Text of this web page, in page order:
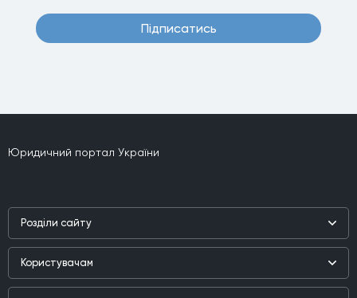
Пiдписатись
Юридичний портал України
Роздiли сайту
Наука
Практика
Користувачам
Реєстр користувачiв